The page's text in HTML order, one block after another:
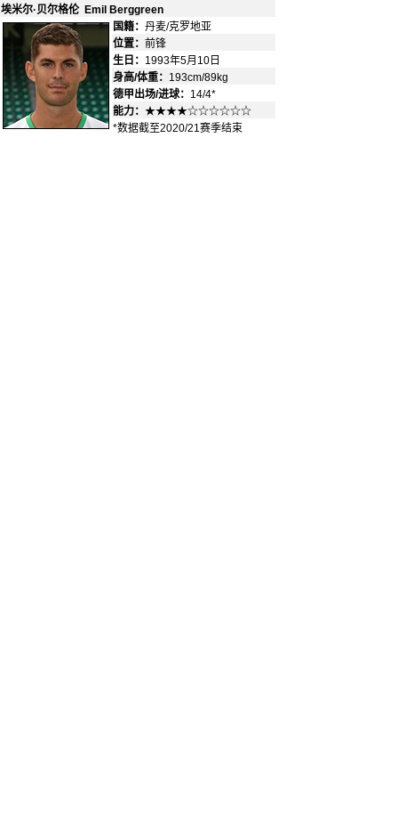
埃米尔·贝尔格伦 Emil Berggreen
国籍： 丹麦/克罗地亚
位置： 前锋
生日： 1993年5月10日
身高/体重： 193cm/89kg
德甲出场/进球： 14/4*
能力： ★★★★☆☆☆☆☆☆
*数据截至2020/21赛季结束